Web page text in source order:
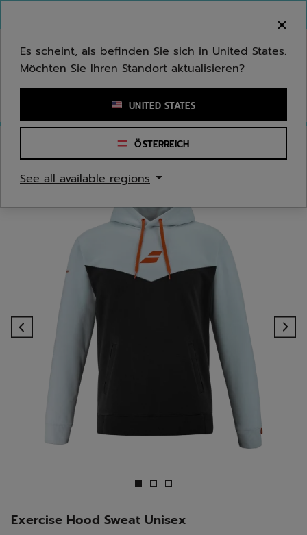
Stichwort oder Artikelnummer eingeben
Exercise Hood Sweat Unisex
Es scheint, als befinden Sie sich in United States.
Möchten Sie Ihren Standort aktualisieren?
UNITED STATES
ÖSTERREICH
See all available regions